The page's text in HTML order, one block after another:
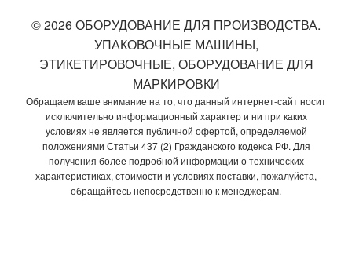
© 2026 ОБОРУДОВАНИЕ ДЛЯ ПРОИЗВОДСТВА.
УПАКОВОЧНЫЕ МАШИНЫ,
ЭТИКЕТИРОВОЧНЫЕ, ОБОРУДОВАНИЕ ДЛЯ
МАРКИРОВКИ
Обращаем ваше внимание на то, что данный интернет-сайт носит
исключительно информационный характер и ни при каких
условиях не является публичной офертой, определяемой
положениями Статьи 437 (2) Гражданского кодекса РФ. Для
получения более подробной информации о технических
характеристиках, стоимости и условиях поставки, пожалуйста,
обращайтесь непосредственно к менеджерам.